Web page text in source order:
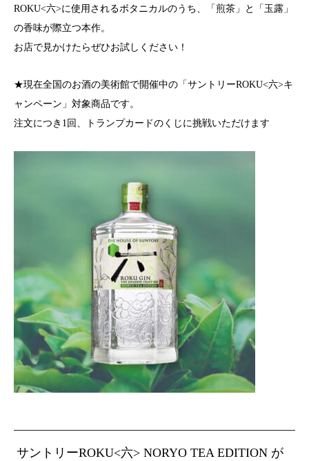
ROKU<六>に使用されるボタニカルのうち、「煎茶」と「玉露」
の香味が際立つ本作。
お店で見かけたらぜひお試しください！
★現在全国のお酒の美術館で開催中の「サントリーROKU<六>キ
ャンペーン」対象商品です。
注文につき1回、トランプカードのくじに挑戦いただけます
サントリーROKU<六> NORYO TEA EDITION が